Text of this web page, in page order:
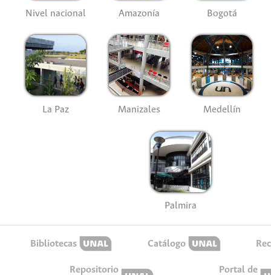
Nivel nacional Amazonía Bogotá
La Paz Manizales Medellín
Palmira
Bibliotecas Catálogo
Repositorio Portal de